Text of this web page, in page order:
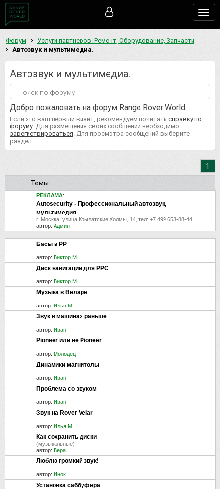
Форум
Услуги партнеров. Ремонт, Оборудование, Запчасти
Автозвук и мультимедиа.
Автозвук и мультимедиа.
Добро пожаловать на форум Range Rover World
Если это ваш первый визит, рекомендуем почитать справку по
форуму . Для размещения своих сообщений необходимо
зарегистрироваться . Для просмотра сообщений выберите
раздел.
1
Темы
РЕКЛАМА:
Autosecurity - Профессиональный автозвук,
мультимедия.
г. Москва, улица Крылатские Холмы, 14, тел: +7 499 653‑88-44
автор: Админ
Басы в РР
автор: Виктор М.
Диск навигации для РРС
автор: Виктор М.
Музыка в Веларе
автор: Илья М.
Звук в машинах раньше
автор: Иван
Pioneer или не Pioneer
автор: Молодец
Динамики магнитолы
автор: Иван
Проблема со звуком
автор: Иван
Звук на Rover Velar
автор: Илья М.
Как сохранить диски
(музыкальные)
автор: Вера
Люблю громкий звук!
автор: Инок
Установка саббуфера